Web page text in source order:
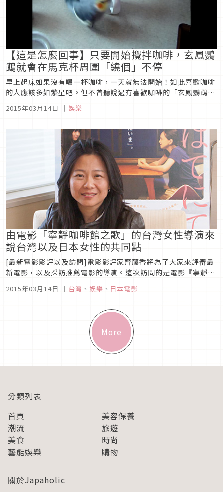
【這是怎麼回事】只要開始攪拌咖啡，玄鳳鸚
鵡就會在馬克杯周圍「繞個」不停
早上起床如果沒有喝一杯咖啡，一天就無法開始！如此喜歡咖啡
的人應該多如繁星吧。但不曾聽說過有喜歡咖啡的「玄鳳鸚鵡」
任何人都還要喜歡早上的咖啡時間，甚至會出現令人不解的舉
鸚鵡王子君就會在附近...
2015年03月14日 ｜ 娛樂
由電影「寧靜咖啡館之歌」的台灣女性導演來
說台灣以及日本女性的共同點
[最新電影影評以及訪問]電影影評家齊藤香將為了大家來評審最
新電影，以及採訪推薦電影的導演。這次訪問的是電影『寧靜咖
電影，電影的舞台是在奥能登，也沒有台灣演員出場，但是導演
2015年03月14日 ｜ 台灣 、 娛樂 、 日本電影
More
分類列表
首頁
美容保養
潮流
旅遊
美食
時尚
藝能娛樂
購物
關於Japaholic